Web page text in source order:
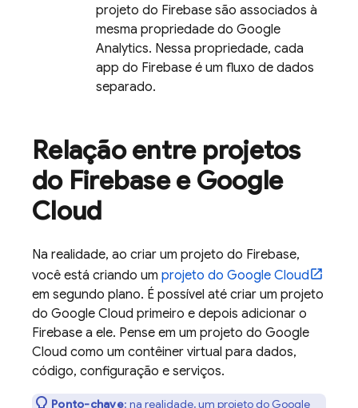
projeto do Firebase são associados à
mesma propriedade do Google
Analytics. Nessa propriedade, cada
app do Firebase é um fluxo de dados
separado.
Relação entre projetos
do Firebase e Google
Cloud
Na realidade, ao criar um projeto do Firebase,
você está criando um projeto do Google Cloud
em segundo plano. É possível até criar um projeto
do Google Cloud primeiro e depois adicionar o
Firebase a ele. Pense em um projeto do Google
Cloud como um contêiner virtual para dados,
código, configuração e serviços.
Ponto-chave: na realidade, um projeto do Google